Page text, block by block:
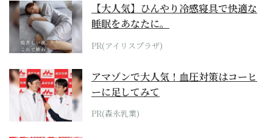
【大人気】ひんやり冷感寝具で快適な
睡眠をあなたに。
PR(アイリスプラザ)
アマゾンで大人気！血圧対策はコーヒ
ーに足してみて
PR(森永乳業)